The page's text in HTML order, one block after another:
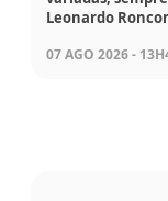
Leonardo
07 AGO 2026 -